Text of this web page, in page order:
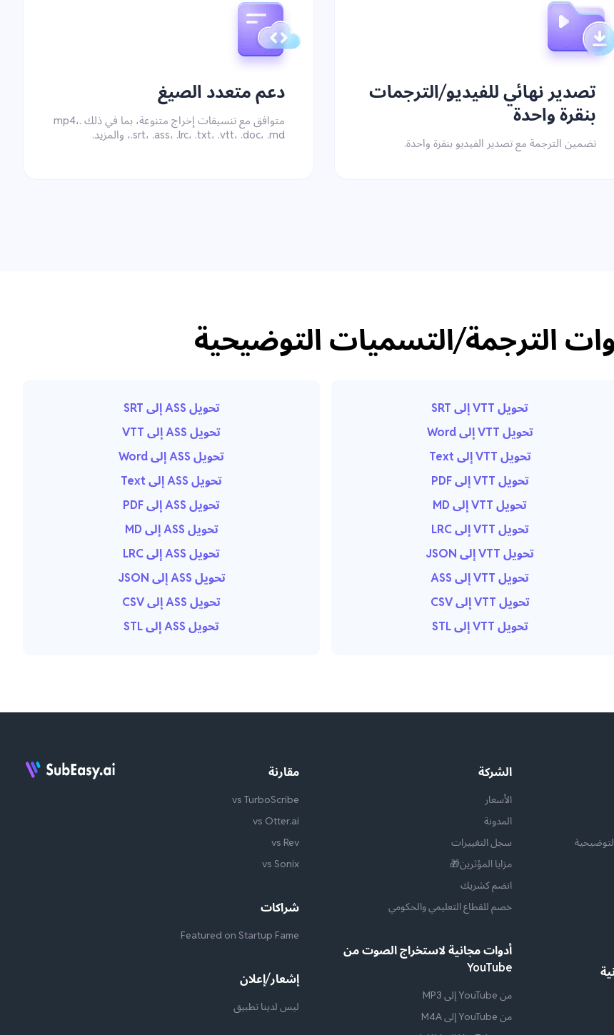
تصدير نهائي للفيديو/الترجمات
بنقرة واحدة
تضمين الترجمة مع تصدير الفيديو بنقرة واحدة.
دعم متعدد الصيغ
متوافق مع تنسيقات إخراج متنوعة، بما في ذلك .mp4،
.srt، .ass، .lrc، .txt، .vtt، .doc، .md، والمزيد.
الترجمة/التسميات التوضيحية
تحويل VTT إلى SRT
تحويل VTT إلى Word
تحويل VTT إلى Text
تحويل VTT إلى PDF
تحويل VTT إلى MD
تحويل VTT إلى LRC
تحويل VTT إلى JSON
تحويل VTT إلى ASS
تحويل VTT إلى CSV
تحويل VTT إلى STL
تحويل ASS إلى SRT
تحويل ASS إلى VTT
تحويل ASS إلى Word
تحويل ASS إلى Text
تحويل ASS إلى PDF
تحويل ASS إلى MD
تحويل ASS إلى LRC
تحويل ASS إلى JSON
تحويل ASS إلى CSV
تحويل ASS إلى STL
الشركة
الأسعار
المدونة
سجل التغييرات
مزايا المؤثرين🎁
انضم كشريك
خصم للقطاع التعليمي والحكومي
أدوات مجانية لاستخراج الصوت من
YouTube
من YouTube إلى MP3
من YouTube إلى M4A
مقارنة
vs TurboScribe
vs Otter.ai
vs Rev
vs Sonix
شراكات
Featured on Startup Fame
إشعار/إعلان
ليس لدينا تطبيق